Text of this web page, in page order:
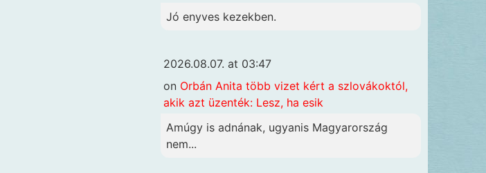
Jó enyves kezekben.
2026.08.07. at 03:47
on Orbán Anita több vizet kért a szlovákoktól,
akik azt üzenték: Lesz, ha esik
Amúgy is adnának, ugyanis Magyarország
nem...